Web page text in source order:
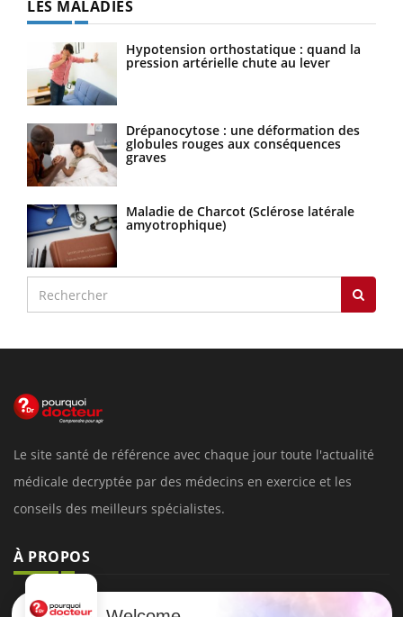
LES MALADIES
Hypotension orthostatique : quand la
pression artérielle chute au lever
Drépanocytose : une déformation des
globules rouges aux conséquences
graves
Maladie de Charcot (Sclérose latérale
amyotrophique)
Le site santé de référence avec chaque jour toute l'actualité
médicale decryptée par des médecins en exercice et les
conseils des meilleurs spécialistes.
À PROPOS
Données personnelles et cookies